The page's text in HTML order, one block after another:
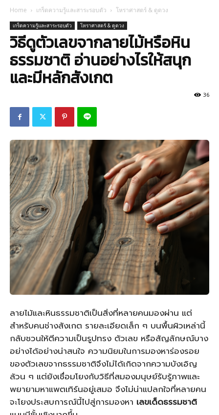
Home เกร็ดความรู้และสาระรอบตัว โหราศาสตร์ & ดูดวง
เกร็ดความรู้และสาระรอบตัว โหราศาสตร์ & ดูดวง
วิธีดูตัวเลขจากลายไม้หรือหิน
ธรรมชาติ อ่านอย่างไรให้สนุก
และมีหลักสังเกต
36
ลายไม้และหินธรรมชาติเป็นสิ่งที่หลายคนมองผ่าน แต่
สำหรับคนช่างสังเกต รายละเอียดเล็ก ๆ บนพื้นผิวเหล่านี้
กลับชวนให้ตีความเป็นรูปทรง ตัวเลข หรือสัญลักษณ์บาง
อย่างได้อย่างน่าสนใจ ความนิยมในการมองหาร่องรอย
ของตัวเลขจากธรรมชาติจึงไม่ได้เกิดจากความบังเอิญ
ล้วน ๆ แต่ยังเชื่อมโยงกับวิธีที่สมองมนุษย์รับรู้ภาพและ
พยายามหาแพตเทิร์นอยู่เสมอ จึงไม่น่าแปลกใจที่หลายคน
จะโยงประสบการณ์นี้ไปสู่การมองหา เลขเด็ดธรรมชาติ